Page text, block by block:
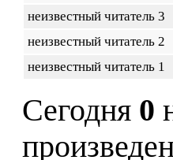
неизвестный читатель 3
неизвестный читатель 2
неизвестный читатель 1
Сегодня 0